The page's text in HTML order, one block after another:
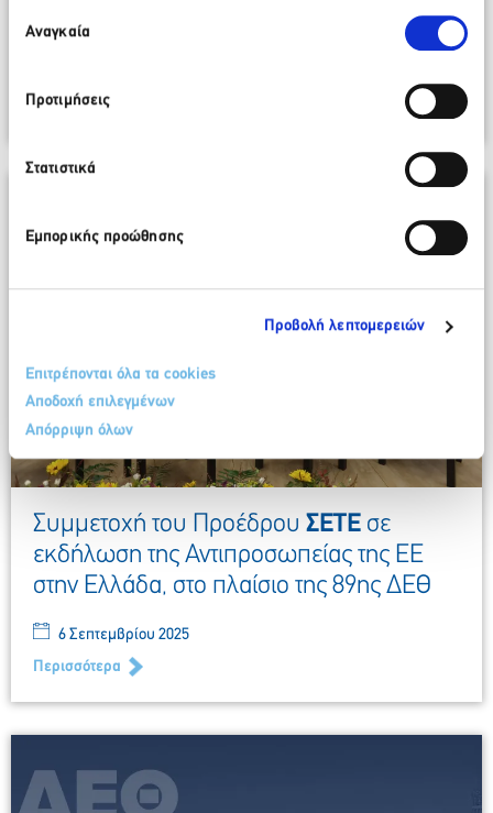
των Cookies μας.
συγκατάθεσης
Αναγκαία
Προτιμήσεις
Στατιστικά
Εμπορικής προώθησης
Προβολή λεπτομερειών
Επιτρέπονται όλα τα cookies
Αποδοχή επιλεγμένων
Απόρριψη όλων
της Νέας Μητροπολιτικής Αττικής Α.Ε.
Περισσότερα
Συμμετοχή του Προέδρου ΣΕΤΕ σε
εκδήλωση της Αντιπροσωπείας της ΕΕ
στην Ελλάδα, στο πλαίσιο της 89ης ΔΕΘ
6 Σεπτεμβρίου 2025
Περισσότερα